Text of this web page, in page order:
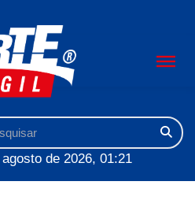
de 2026, 01:21